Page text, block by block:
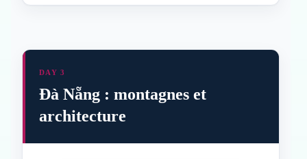
DAY 3
Đà Nẵng : montagnes et
architecture